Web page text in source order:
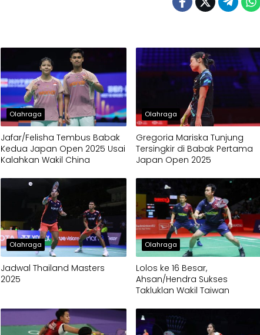
Olahraga
Jafar/Felisha Tembus Babak
Kedua Japan Open 2025 Usai
Kalahkan Wakil China
Olahraga
Gregoria Mariska Tunjung
Tersingkir di Babak Pertama
Japan Open 2025
Olahraga
Jadwal Thailand Masters
2025
Olahraga
Lolos ke 16 Besar,
Ahsan/Hendra Sukses
Takluklan Wakil Taiwan